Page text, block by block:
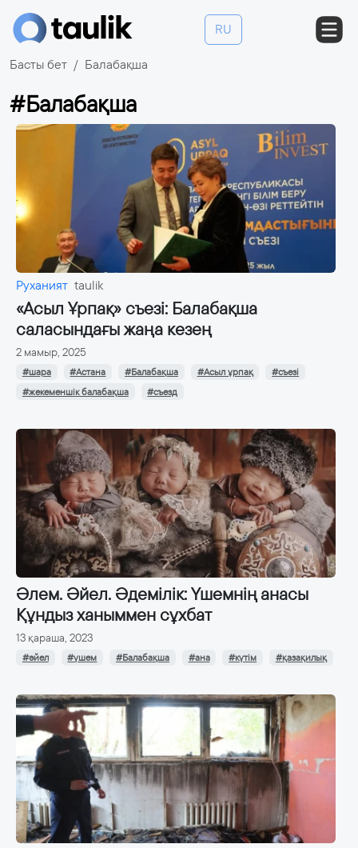
RU
Басты бет Балабақша
#Балабақша
Руханият taulik
«Асыл Ұрпақ» съезі: Балабақша
саласындағы жаңа кезең
2 мамыр, 2025
#шара #Астана #Балабақша #Асыл ұрпақ
#съезі
#жекеменшік балабақша
#съезд
Әлем. Әйел. Әдемілік: Үшемнің анасы
Құндыз ханыммен сұхбат
13 қараша, 2023
#әйел #үшем #Балабақша #ана #күтім #қазақилық